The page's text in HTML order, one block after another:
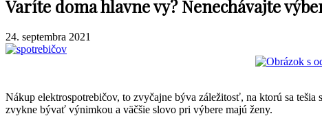
Varíte doma hlavne vy? Nenechávajte
24. septembra 2021
Nákup elektrospotrebičov, to zvyčajne býva záležitosť, na ktorú sa
zvykne bývať výnimkou a väčšie slovo pri výbere majú ženy.